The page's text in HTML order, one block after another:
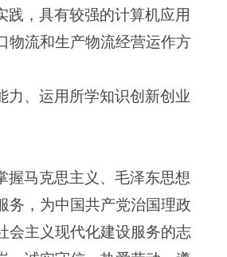
践，具有较强的计算机应用
物流和生产物流经营运作方
力、运用所学知识创新创业
握马克思主义、毛泽东思想
务，为中国共产党治国理政
会主义现代化建设服务的志